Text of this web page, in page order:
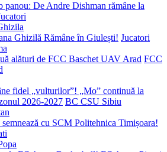
panou: De Andre Dishman rămâne la
Ghizilă Rămâne în Giulești! Jucatori
alături de FCC Baschet UAV Arad FCC
fidel „vulturilor”! „Mo” continuă la
2026-2027 BC CSU Sibiu
cu SCM Politehnica Timișoara!